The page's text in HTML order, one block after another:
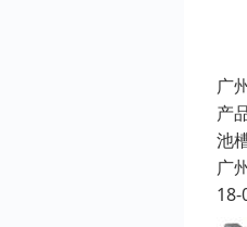
广
产
池
广
18-